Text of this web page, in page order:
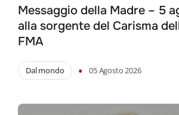
Messaggio della Madre – 5
alla sorgente del Carisma
FMA
Dal mondo • 05 Agosto 2026